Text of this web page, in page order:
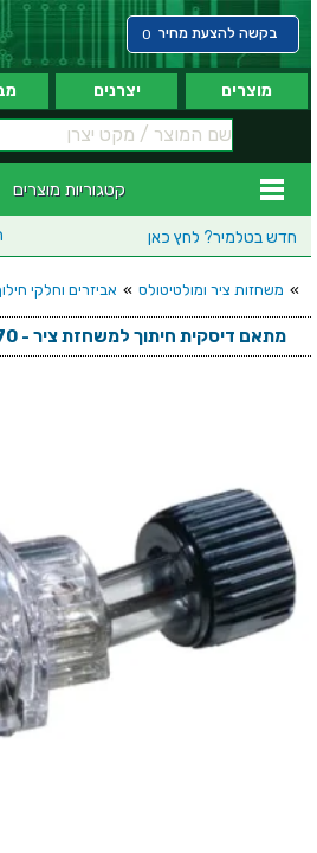
בקשה להצעת מחיר 0
מוצרים יצרנים
קטגוריות מוצרים
חדש בטלמיר? לחץ כאן
» משחזות ציר ומולטיטולס » אביזרים וחלקי
מתאם דיסקית חיתוך למשחזת ציר - DREMEL MINI SAW 670